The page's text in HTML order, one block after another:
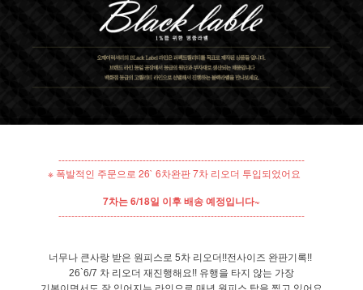
----------------------------------------------------------------------------
※ 폭발적인 주문으로 26` 6차완판 7차 리오더 투입되었어요
7차는 6/18일 이후 배송 예정입니다~
----------------------------------------------------------------------------
너무나 큰사랑 받은 원피스로 5차 리오더!!전사이즈 완판기록!!
26`6/7 차 리오더 재진행해요!! 유행을 타지 않는 가장